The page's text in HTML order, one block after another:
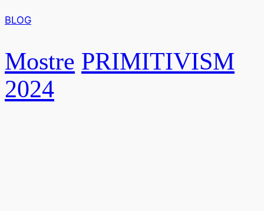
BLOG
Mostre PRIMITIVISM
2024